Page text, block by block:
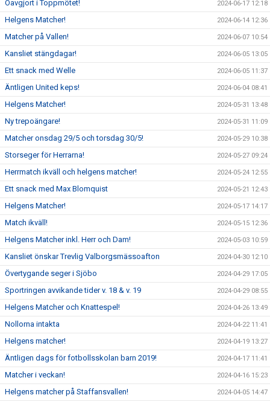
Oavgjort i Toppmötet! 2024-06-17 12:18
Helgens Matcher! 2024-06-14 12:36
Matcher på Vallen! 2024-06-07 10:54
Kansliet stängdagar! 2024-06-05 13:05
Ett snack med Welle 2024-06-05 11:37
Äntligen United keps! 2024-06-04 08:41
Helgens Matcher! 2024-05-31 13:48
Ny trepoängare! 2024-05-31 11:09
Matcher onsdag 29/5 och torsdag 30/5! 2024-05-29 10:38
Storseger för Herrarna! 2024-05-27 09:24
Herrmatch ikväll och helgens matcher! 2024-05-24 12:55
Ett snack med Max Blomquist 2024-05-21 12:43
Helgens Matcher! 2024-05-17 14:17
Match ikväll! 2024-05-15 12:36
Helgens Matcher inkl. Herr och Dam! 2024-05-03 10:59
Kansliet önskar Trevlig Valborgsmässoafton 2024-04-30 12:10
Övertygande seger i Sjöbo 2024-04-29 17:05
Sportringen avvikande tider v. 18 & v. 19 2024-04-29 08:55
Helgens Matcher och Knattespel! 2024-04-26 13:49
Nollorna intakta 2024-04-22 11:41
Helgens matcher! 2024-04-19 13:27
Äntligen dags för fotbollsskolan barn 2019! 2024-04-17 11:41
Matcher i veckan! 2024-04-16 15:23
Helgens matcher på Staffansvallen! 2024-04-05 14:47